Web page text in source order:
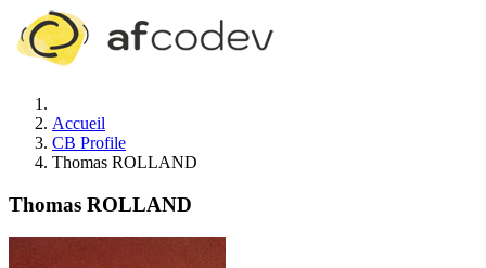
Accueil
CB Profile
Thomas ROLLAND
Thomas ROLLAND